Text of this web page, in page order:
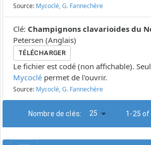
Source: Mycoclé, G. Fannechère
Clé: Champignons clavarioides du
Petersen (Anglais)
TÉLÉCHARGER
Le fichier est codé (non affichable).
Mycoclé permet de l'ouvrir.
Source: Mycoclé, G. Fannechère
Nombre de clés: 25 1-25 of